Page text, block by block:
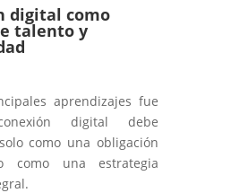
digital como
talento y
aprendizajes fue
digital debe
como una obligación
como una estrategia